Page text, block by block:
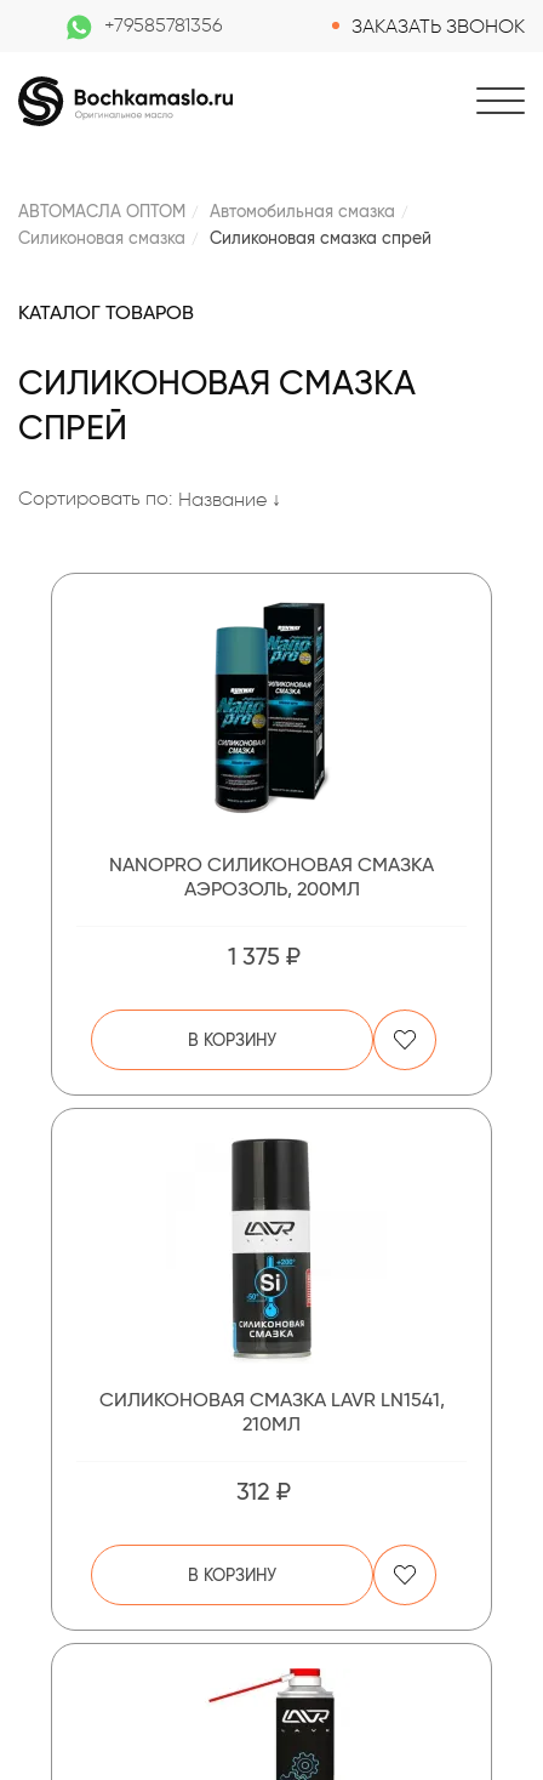
+79585781356 ЗАКАЗАТЬ ЗВОНОК
АВТОМАСЛА ОПТОМ
Автомобильная смазка
Силиконовая смазка
Силиконовая смазка спрей
КАТАЛОГ ТОВАРОВ
СИЛИКОНОВАЯ СМАЗКА
СПРЕЙ
Сортировать по: Название ↓
NANOPRO СИЛИКОНОВАЯ СМАЗКА
АЭРОЗОЛЬ, 200МЛ
1 375 ₽
В КОРЗИНУ
СИЛИКОНОВАЯ СМАЗКА LAVR LN1541,
210МЛ
312 ₽
В КОРЗИНУ